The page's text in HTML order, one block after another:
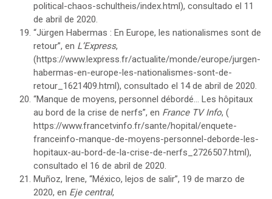
political-chaos-schultheis/index.html ), consultado el 11
de abril de 2020.
“Jürgen Habermas : En Europe, les nationalismes sont de
retour”, en L’Express,
(https://www.lexpress.fr/actualite/monde/europe/jurgen-
habermas-en-europe-les-nationalismes-sont-de-
retour_1621409.html ), consultado el 14 de abril de 2020.
“Manque de moyens, personnel débordé… Les hôpitaux
au bord de la crise de nerfs”, en France TV Info, (
https://www.francetvinfo.fr/sante/hopital/enquete-
franceinfo-manque-de-moyens-personnel-deborde-les-
hopitaux-au-bord-de-la-crise-de-nerfs_2726507.html ),
consultado el 16 de abril de 2020.
Muñoz, Irene, “México, lejos de salir”, 19 de marzo de
2020, en Eje central,